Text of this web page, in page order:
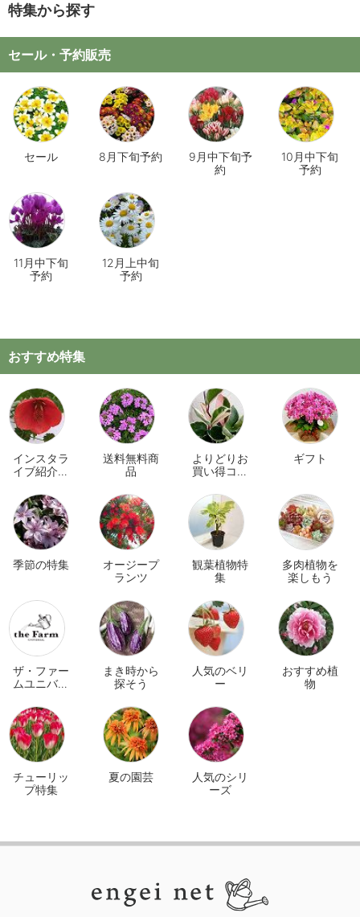
特集から探す
セール・予約販売
セール 8月下旬予約
9月中下旬予
約
10月中下旬
予約
11月中下旬
予約
12月上中旬
予約
おすすめ特集
インスタラ
イブ紹介商
送料無料商
品
よりどりお
買い得コー
ギフト
季節の特集
オージープ
ランツ
観葉植物特
集
多肉植物を
楽しもう
ザ・ファー
ムユニバー
イン
まき時から
探そう
人気のベリ
ー
おすすめ植
物
チューリッ
プ特集
夏の園芸
人気のシリ
ーズ